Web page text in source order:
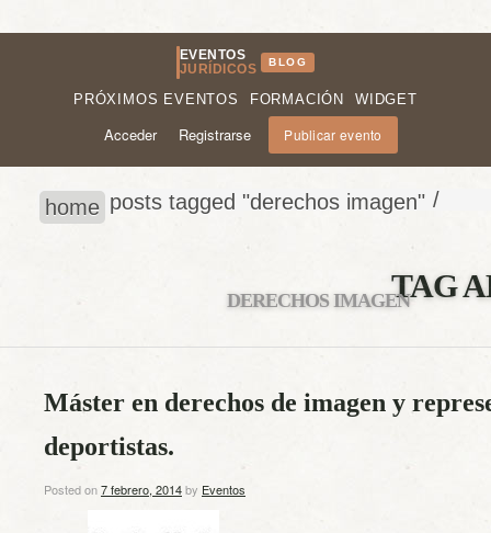
EVENTOS
JURÍDICOS
BLOG
PRÓXIMOS EVENTOS FORMACIÓN WIDGET
Acceder Registrarse Publicar evento
home /
posts tagged "derechos imagen"
TAG
DERECHOS IMAGEN
Máster en derechos de imagen y
deportistas.
Posted on7 febrero, 2014by Eventos